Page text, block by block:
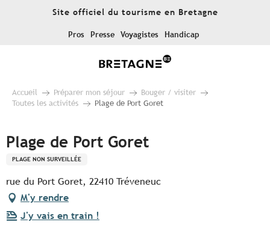
Site officiel du tourisme en Bretagne
Pros Presse Voyagistes Handicap
Accueil Préparer mon séjour
Bouger / visiter
Toutes les activités
Plage de Port Goret
Plage de Port Goret
PLAGE NON SURVEILLÉE
rue du Port Goret, 22410 Tréveneuc
M'y rendre
J'y vais en train !